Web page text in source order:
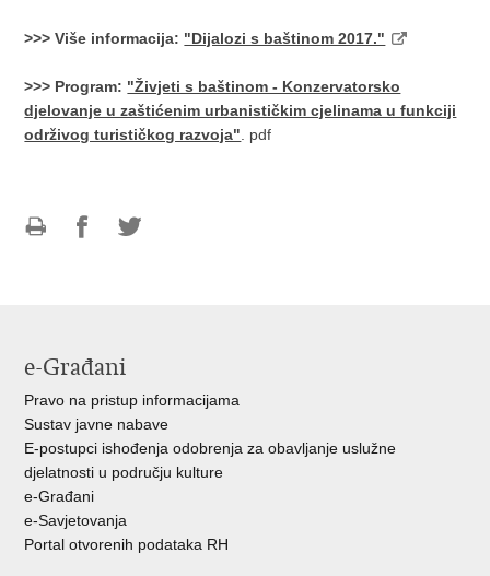
>>> Više informacija: "Dijalozi s baštinom 2017."
>>> Program: "Živjeti s baštinom - Konzervatorsko
djelovanje u zaštićenim urbanističkim cjelinama u funkciji
održivog turističkog razvoja" . pdf
e-Građani
Pravo na pristup informacijama
Sustav javne nabave
E-postupci ishođenja odobrenja za obavljanje uslužne
djelatnosti u području kulture
e-Građani
e-Savjetovanja
Portal otvorenih podataka RH